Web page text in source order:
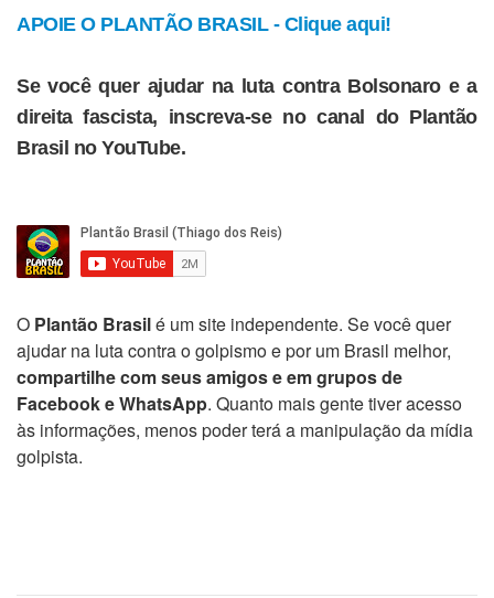
APOIE O PLANTÃO BRASIL - Clique aqui!
Se você quer ajudar na luta contra Bolsonaro e a
direita fascista, inscreva-se no canal do Plantão
Brasil no YouTube.
O Plantão Brasilé um site independente. Se você quer
ajudar na luta contra o golpismo e por um Brasil melhor,
compartilhe com seus amigos e em grupos de
Facebook e WhatsApp. Quanto mais gente tiver acesso
às informações, menos poder terá a manipulação da mídia
golpista.